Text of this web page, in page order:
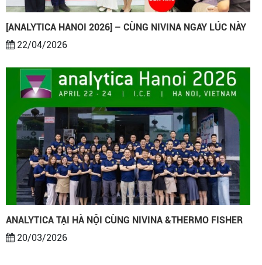
[ANALYTICA HANOI 2026] – CÙNG NIVINA NGAY LÚC NÀY
22/04/2026
ANALYTICA TẠI HÀ NỘI CÙNG NIVINA &THERMO FISHER
20/03/2026